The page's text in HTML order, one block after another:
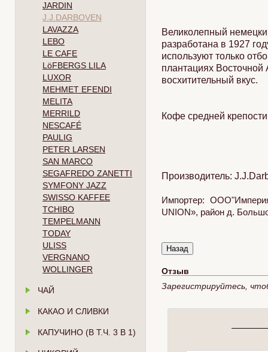
JARDIN
J.J.DARBOVEN
LAVAZZA
LEBO
LE CAFE
LöFBERGS LILA
LUXOR
MEHMET EFENDI
MELITA
MERRILD
NESCAFÉ
PAULIG
PETER LARSEN
SAN MARCO
SEGAFREDO ZANETTI
SYMFONY JAZZ
SWISSO KAFFEE
TCHIBO
TEMPELMANN
TODAY
ULISS
VERGNANO
WOLLINGER
ЧАЙ
КАКАО И СЛИВКИ
КАПУЧИНО (В Т.Ч. 3 В 1)
Великолепный
разработана в 1927
используют только
плантациях
восхитительный вкус.
Кофе средней
Производитель:
Импортер:
UNION», район д.
Отзыв
Зарегистрируйтесь,